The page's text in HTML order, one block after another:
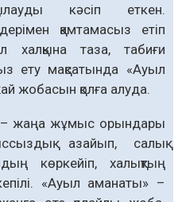
кәсіп еткен.
қамтамасыз етіп
таза, табиғи
ету мақсатында «Ауыл
жобасын қолға алуда.
жаңа жұмыс орындары
азайып, салық
көркейіп, халықтың
«Ауыл аманаты» –